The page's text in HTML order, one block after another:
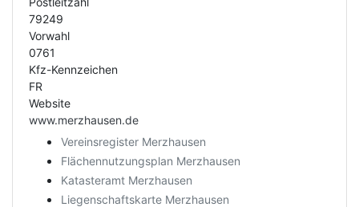
79249
Vorwahl
0761
Kfz-Kennzeichen
FR
Website
www.merzhausen.de
Vereinsregister Merzhausen
Flächennutzungsplan Merzhausen
Katasteramt Merzhausen
Liegenschaftskarte Merzhausen